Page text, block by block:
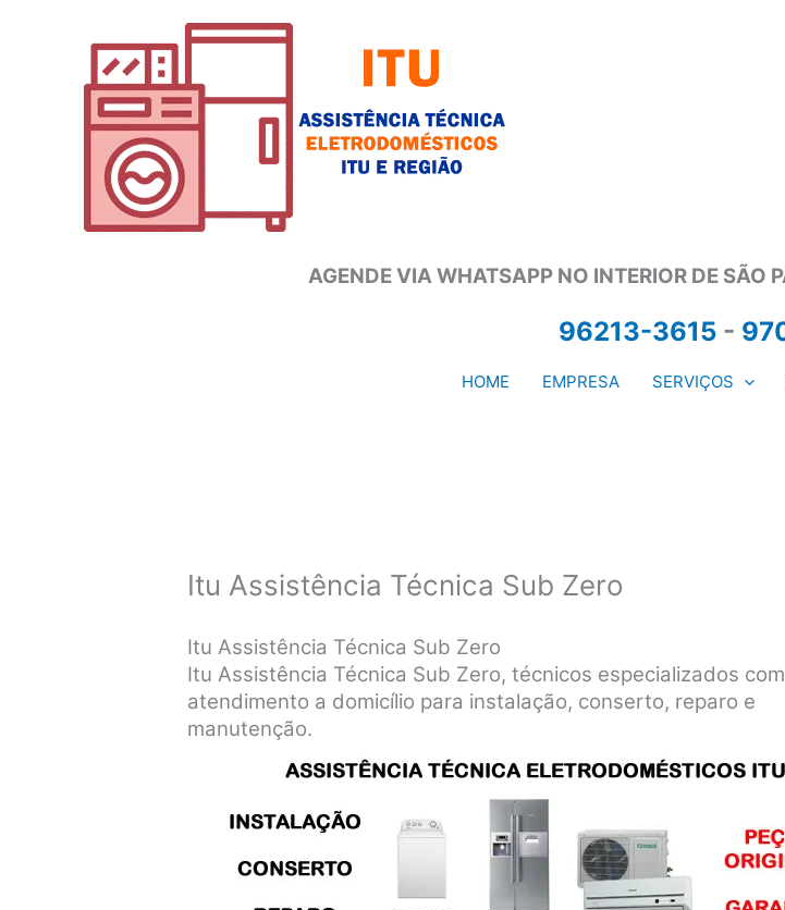
AGENDE VIA WHATSAPP NO INTERIOR DE SÃO
96213-3615 -
HOME EMPRESA SERVIÇOS
Itu Assistência Técnica Sub Zero
Itu Assistência Técnica Sub Zero
Itu Assistência Técnica Sub Zero, técnicos especializados com
atendimento a domicílio para instalação, conserto, reparo e
manutenção.